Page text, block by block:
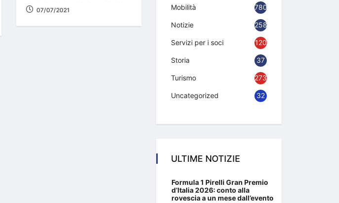
07/07/2021 Mobilità 780
Notizie 2583
Servizi per i soci 120
Storia 37
Turismo 273
Uncategorized 32
ULTIME NOTIZIE
Formula 1 Pirelli Gran Premio
d’Italia 2026: conto alla
rovescia a un mese dall’evento